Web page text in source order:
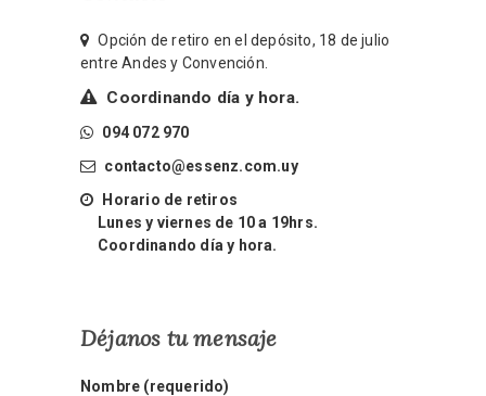
Opción de retiro en el depósito, 18 de julio
entre Andes y Convención.
Coordinando día y hora.
094 072 970
contacto@essenz.com.uy
Horario de retiros
Lunes y viernes de 10 a 19hrs.
Coordinando día y hora.
Déjanos tu mensaje
Nombre (requerido)